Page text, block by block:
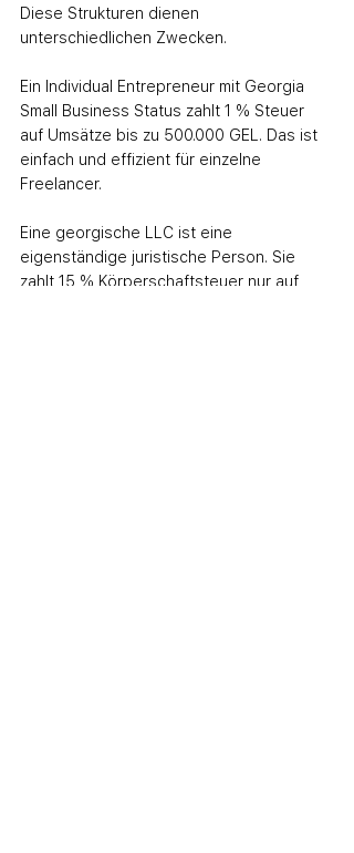
Diese Strukturen dienen
unterschiedlichen Zwecken.
Ein Individual Entrepreneur mit Georgia
Small Business Status zahlt 1 % Steuer
auf Umsätze bis zu 500.000 GEL. Das ist
einfach und effizient für einzelne
Freelancer.
Eine georgische LLC ist eine
eigenständige juristische Person. Sie
zahlt 15 % Körperschaftsteuer nur auf